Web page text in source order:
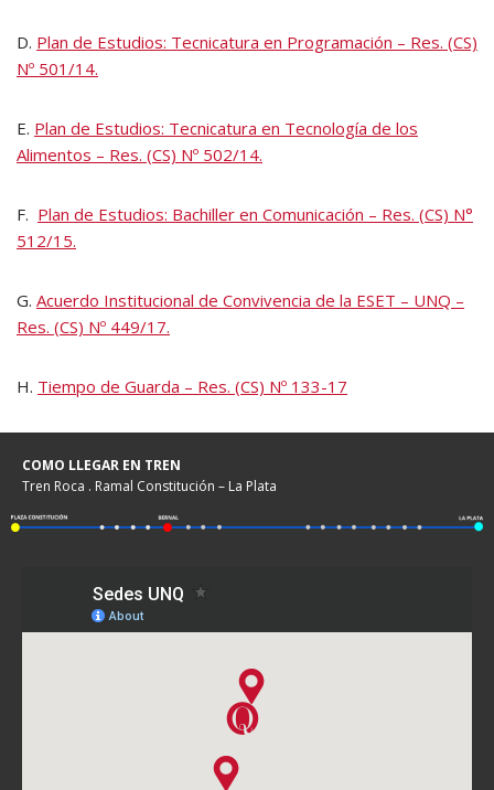
D. Plan de Estudios: Tecnicatura en Programación – Res. (CS)
Nº 501/14.
E. Plan de Estudios: Tecnicatura en Tecnología de los
Alimentos – Res. (CS) Nº 502/14.
F. Plan de Estudios: Bachiller en Comunicación – Res. (CS) N°
512/15.
G. Acuerdo Institucional de Convivencia de la ESET – UNQ –
Res. (CS) Nº 449/17.
H. Tiempo de Guarda – Res. (CS) Nº 133-17
COMO LLEGAR EN TREN
Tren Roca . Ramal Constitución – La Plata